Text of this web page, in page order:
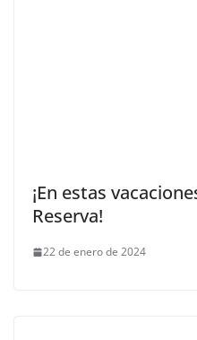
¡En estas
Reserva!
22 de enero de 2024